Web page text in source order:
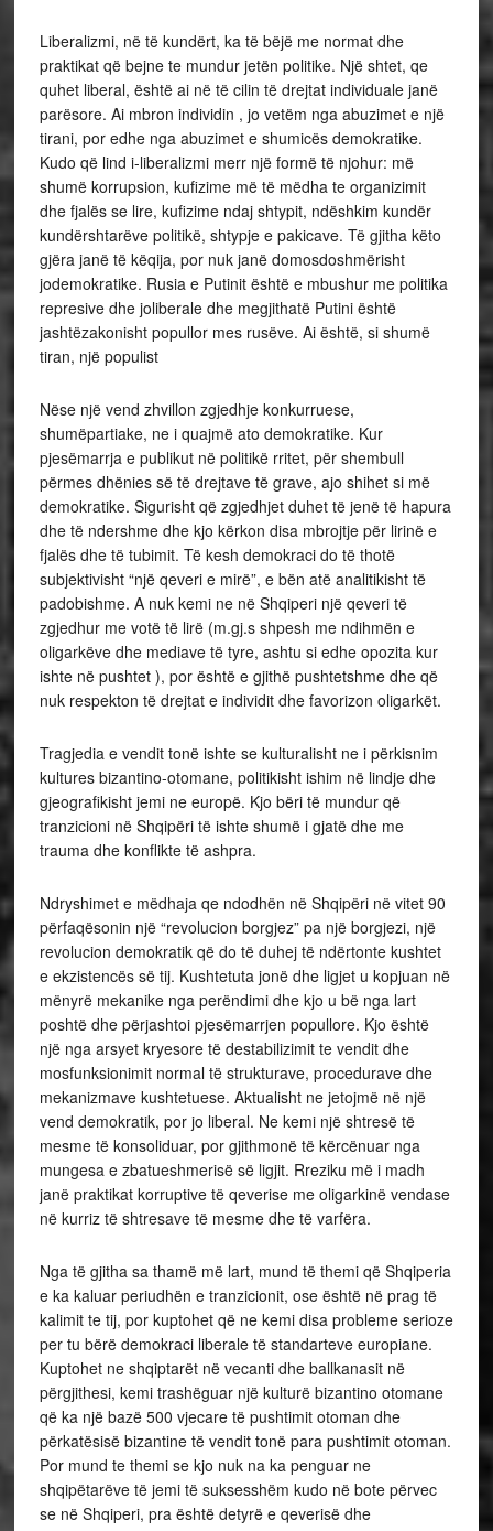
Liberalizmi, në të kundërt, ka të bëjë me normat dhe
praktikat që bejne te mundur jetën politike. Një shtet, qe
quhet liberal, është ai në të cilin të drejtat individuale janë
parësore. Ai mbron individin , jo vetëm nga abuzimet e një
tirani, por edhe nga abuzimet e shumicës demokratike.
Kudo që lind i-liberalizmi merr një formë të njohur: më
shumë korrupsion, kufizime më të mëdha te organizimit
dhe fjalës se lire, kufizime ndaj shtypit, ndëshkim kundër
kundërshtarëve politikë, shtypje e pakicave. Të gjitha këto
gjëra janë të këqija, por nuk janë domosdoshmërisht
jodemokratike. Rusia e Putinit është e mbushur me politika
represive dhe joliberale dhe megjithatë Putini është
jashtëzakonisht popullor mes rusëve. Ai është, si shumë
tiran, një populist
Nëse një vend zhvillon zgjedhje konkurruese,
shumëpartiake, ne i quajmë ato demokratike. Kur
pjesëmarrja e publikut në politikë rritet, për shembull
përmes dhënies së të drejtave të grave, ajo shihet si më
demokratike. Sigurisht që zgjedhjet duhet të jenë të hapura
dhe të ndershme dhe kjo kërkon disa mbrojtje për lirinë e
fjalës dhe të tubimit. Të kesh demokraci do të thotë
subjektivisht “një qeveri e mirë”, e bën atë analitikisht të
padobishme. A nuk kemi ne në Shqiperi një qeveri të
zgjedhur me votë të lirë (m.gj.s shpesh me ndihmën e
oligarkëve dhe mediave të tyre, ashtu si edhe opozita kur
ishte në pushtet ), por është e gjithë pushtetshme dhe që
nuk respekton të drejtat e individit dhe favorizon oligarkët.
Tragjedia e vendit tonë ishte se kulturalisht ne i përkisnim
kultures bizantino-otomane, politikisht ishim në lindje dhe
gjeografikisht jemi ne europë. Kjo bëri të mundur që
tranzicioni në Shqipëri të ishte shumë i gjatë dhe me
trauma dhe konflikte të ashpra.
Ndryshimet e mëdhaja qe ndodhën në Shqipëri në vitet 90
përfaqësonin një “revolucion borgjez” pa një borgjezi, një
revolucion demokratik që do të duhej të ndërtonte kushtet
e ekzistencës së tij. Kushtetuta jonë dhe ligjet u kopjuan në
mënyrë mekanike nga perëndimi dhe kjo u bë nga lart
poshtë dhe përjashtoi pjesëmarrjen popullore. Kjo është
një nga arsyet kryesore të destabilizimit te vendit dhe
mosfunksionimit normal të strukturave, procedurave dhe
mekanizmave kushtetuese. Aktualisht ne jetojmë në një
vend demokratik, por jo liberal. Ne kemi një shtresë të
mesme të konsoliduar, por gjithmonë të kërcënuar nga
mungesa e zbatueshmerisë së ligjit. Rreziku më i madh
janë praktikat korruptive të qeverise me oligarkinë vendase
në kurriz të shtresave të mesme dhe të varfëra.
Nga të gjitha sa thamë më lart, mund të themi që Shqiperia
e ka kaluar periudhën e tranzicionit, ose është në prag të
kalimit te tij, por kuptohet që ne kemi disa probleme serioze
per tu bërë demokraci liberale të standarteve europiane.
Kuptohet ne shqiptarët në vecanti dhe ballkanasit në
përgjithesi, kemi trashëguar një kulturë bizantino otomane
që ka një bazë 500 vjecare të pushtimit otoman dhe
përkatësisë bizantine të vendit tonë para pushtimit otoman.
Por mund te themi se kjo nuk na ka penguar ne
shqipëtarëve të jemi të suksesshëm kudo në bote përvec
se në Shqiperi, pra është detyrë e qeverisë dhe